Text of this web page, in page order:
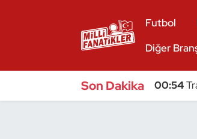
Futbol
Diğer
Son Dakika 00:54